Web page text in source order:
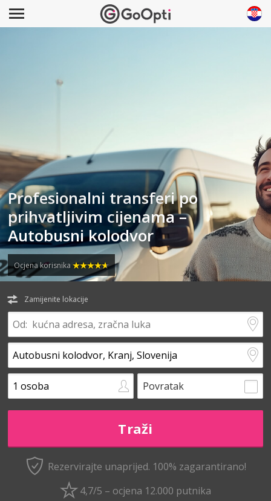
Profesionalni transferi po
prihvatljivim cijenama –
Autobusni kolodvor
Ocjena korisnika
Zamijenite lokacije
Povratak
Rezervirajte unaprijed. 100% zagarantirano!
4,7/5 – ocjena 12.000 putnika